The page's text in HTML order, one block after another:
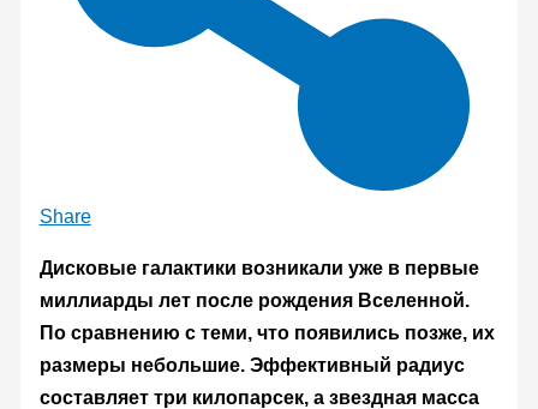
Share
Дисковые галактики возникали уже в первые
миллиарды лет после рождения Вселенной.
По сравнению с теми, что появились позже, их
размеры небольшие. Эффективный радиус
составляет три килопарсек, а звездная масса